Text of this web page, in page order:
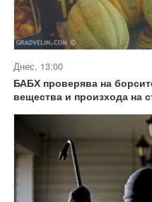
Днес, 13:00
БАБХ проверява на
вещества и произхода на